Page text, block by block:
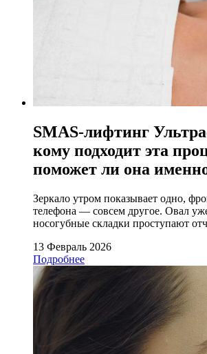
SMAS-лифтинг
кому подходит эта
поможет ли она
Зеркало утром показывает одно,
телефона — совсем другое. Овал
носогубные складки проступают
13 Февраль 2026
Подробнее